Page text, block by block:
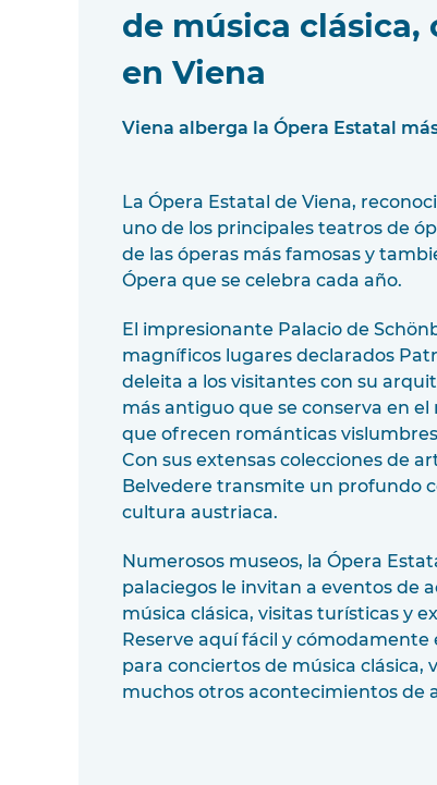
de música clásica,
en Viena
Viena alberga la Ópera Estatal
La Ópera Estatal de Viena,
uno de los principales teatros de
de las óperas más famosas y
Ópera que se celebra cada año.
El impresionante Palacio de
magníficos lugares declarados
deleita a los visitantes con su
más antiguo que se conserva en el
que ofrecen románticas
Con sus extensas colecciones de
Belvedere transmite un profundo
cultura austriaca.
Numerosos museos, la Ópera
palaciegos le invitan a eventos de
música clásica, visitas turísticas y
Reserve aquí fácil y
para conciertos de música clásica,
muchos otros acontecimientos de